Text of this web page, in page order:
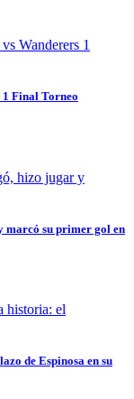
1 Final Torneo
marcó su primer gol en
de Espinosa en su